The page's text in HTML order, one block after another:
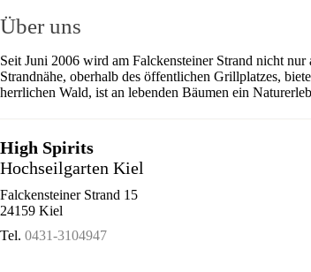
Über uns
Seit Juni 2006 wird am Falckensteiner Strand nicht
Strandnähe, oberhalb des öffentlichen Grillplatzes,
herrlichen Wald, ist an lebenden Bäumen ein
High Spirits
Hochseilgarten Kiel
Falckensteiner Strand 15
24159 Kiel
Tel. 0431-3104947